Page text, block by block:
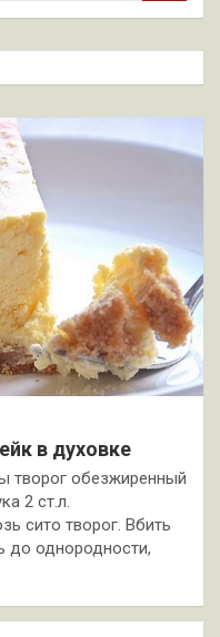
в духовке
творог обезжиренный
2 ст.л.
сито творог. Вбить
до однородности,